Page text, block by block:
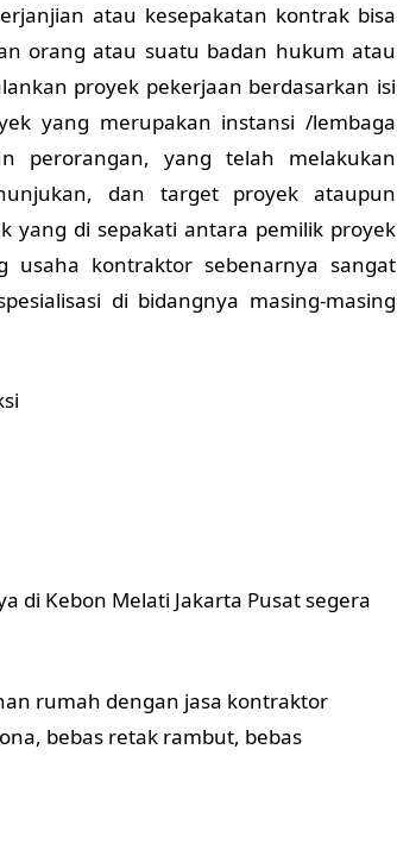
atau kesepakatan kontrak bisa
orang atau suatu badan hukum atau
proyek pekerjaan berdasarkan isi
yang merupakan instansi /lembaga
perorangan, yang telah melakukan
dan target proyek ataupun
yang di sepakati antara pemilik proyek
usaha kontraktor sebenarnya sangat
di bidangnya masing-masing
di Kebon Melati Jakarta Pusat segera
rumah dengan jasa kontraktor
bebas retak rambut, bebas